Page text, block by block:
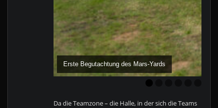
Erste Begutachtung des Mars-Yards
Da die Teamzone – die Halle, in der sich die Teams